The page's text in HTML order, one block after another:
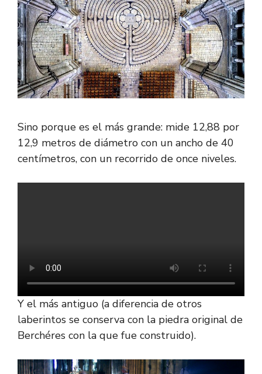
Sino porque es el más grande: mide 12,88 por
12,9 metros de diámetro con un ancho de 40
centímetros, con un recorrido de once niveles.
Y el más antiguo (a diferencia de otros
laberintos se conserva con la piedra original de
Berchéres con la que fue construido).